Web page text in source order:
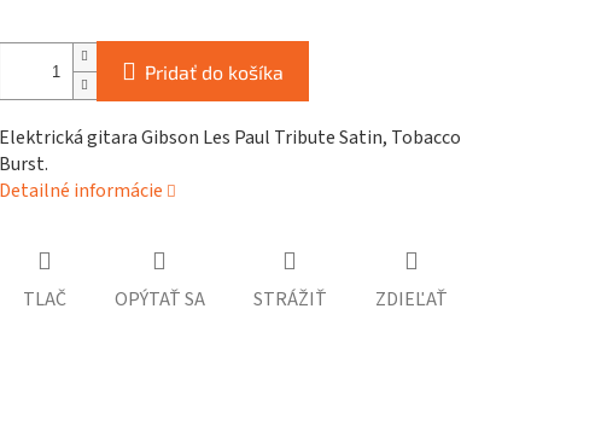
Pridať do košíka
Elektrická gitara Gibson Les Paul Tribute Satin, Tobacco
Burst.
Detailné informácie
TLAČ OPÝTAŤ SA STRÁŽIŤ ZDIEĽAŤ